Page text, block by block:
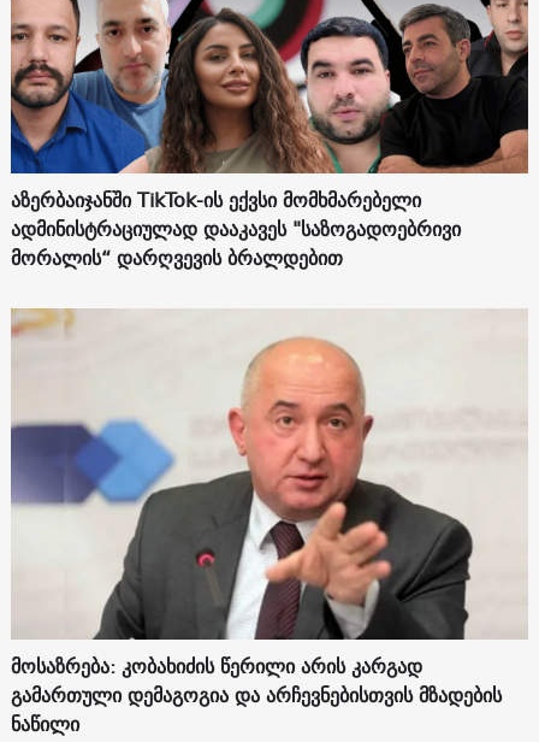
აზერბაიჯანში TikTok-ის ექვსი მომხმარებელი
ადმინისტრაციულად დააკავეს "საზოგადოებრივი
მორალის“ დარღვევის ბრალდებით
მოსაზრება: კობახიძის წერილი არის კარგად
გამართული დემაგოგია და არჩევნებისთვის მზადების
ნაწილი